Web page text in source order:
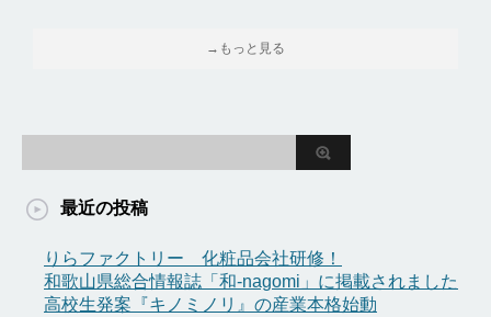
→もっと見る
最近の投稿
りらファクトリー 化粧品会社研修！
和歌山県総合情報誌「和-nagomi」に掲載されました
高校生発案『キノミノリ』の産業本格始動